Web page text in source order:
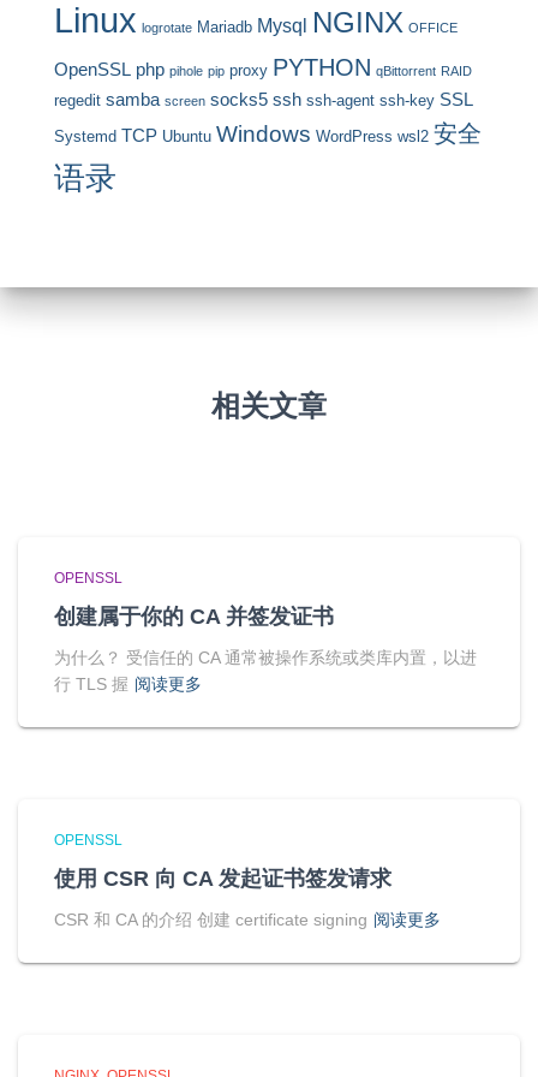
Linux logrotate Mariadb Mysql NGINX OFFICE
OpenSSL php pihole pip proxy PYTHON qBittorrent RAID
regedit samba screen socks5 ssh ssh-agent ssh-key SSL
Systemd TCP Ubuntu Windows WordPress wsl2 安全
语录
相关文章
OPENSSL
创建属于你的 CA 并签发证书
为什么？ 受信任的 CA 通常被操作系统或类库内置，以进
行 TLS 握 阅读更多
OPENSSL
使用 CSR 向 CA 发起证书签发请求
CSR 和 CA 的介绍 创建 certificate signing 阅读更多